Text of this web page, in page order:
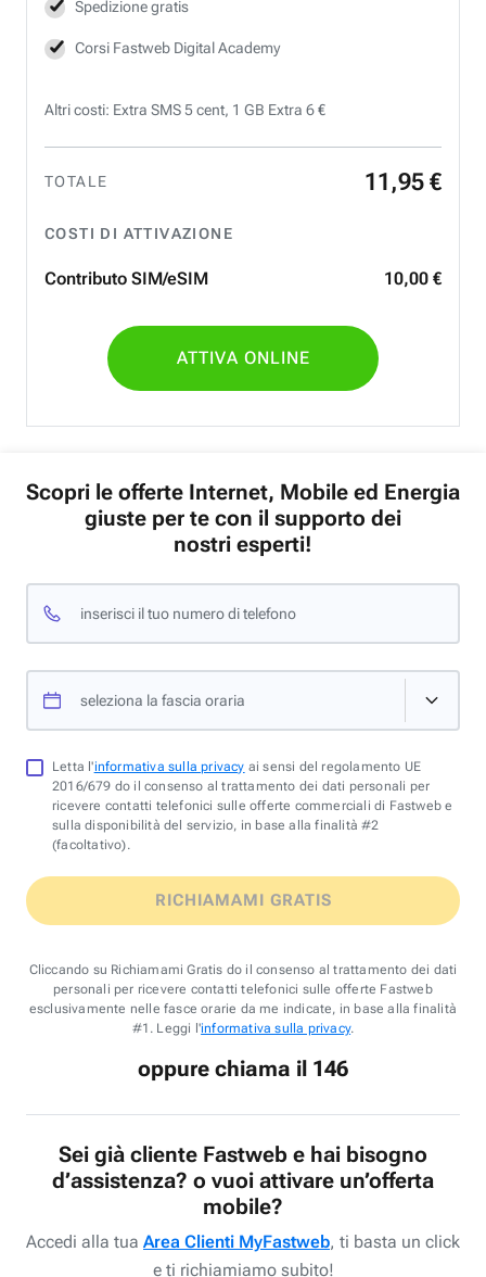
Spedizione gratis
Corsi Fastweb Digital Academy
Altri costi: Extra SMS 5 cent, 1 GB Extra 6 €
TOTALE 11 ,95 €
COSTI DI ATTIVAZIONE
Contributo SIM/eSIM 10,00 €
ATTIVA ONLINE
Scopri le offerte Internet, Mobile ed Energia
giuste per te con il supporto dei
nostri esperti!
inserisci il tuo numero di telefono
seleziona la fascia oraria
Letta l'informativa sulla privacy ai sensi del regolamento UE
2016/679 do il consenso al trattamento dei dati personali per
ricevere contatti telefonici sulle offerte commerciali di Fastweb e
sulla disponibilità del servizio, in base alla finalità #2
(facoltativo).
RICHIAMAMI GRATIS
Cliccando su Richiamami Gratis do il consenso al trattamento dei dati
personali per ricevere contatti telefonici sulle offerte Fastweb
esclusivamente nelle fasce orarie da me indicate, in base alla finalità
#1. Leggi l'informativa sulla privacy.
oppure chiama il 146
Sei già cliente Fastweb e hai bisogno
d’assistenza? o vuoi attivare un’offerta
mobile?
Accedi alla tua Area Clienti MyFastweb, ti basta un click
e ti richiamiamo subito!